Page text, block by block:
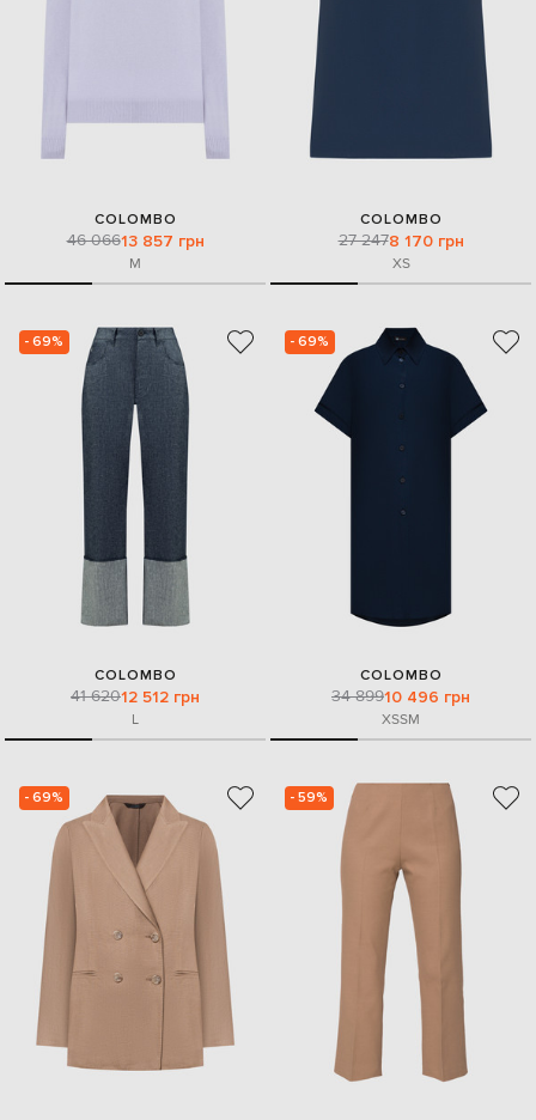
COLOMBO
46 06613 857 грн
M
COLOMBO
27 2478 170 грн
XS
- 69%
COLOMBO
41 62012 512 грн
L
- 69%
COLOMBO
34 89910 496 грн
XSSM
- 69% - 59%